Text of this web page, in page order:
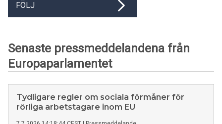
FÖLJ
Senaste pressmeddelandena från
Europaparlamentet
Tydligare regler om sociala förmåner för
rörliga arbetstagare inom EU